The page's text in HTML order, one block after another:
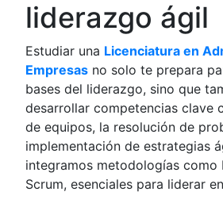
liderazgo ágil
Estudiar una Licenciatura en
Empresas no solo te prepara
bases del liderazgo, sino que
desarrollar competencias clave
de equipos, la resolución de
implementación de estrategias
integramos metodologías como
Scrum, esenciales para liderar